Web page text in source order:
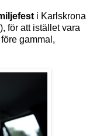
i Karlskrona
för att istället vara
gammal,